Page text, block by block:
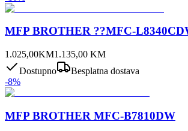
MFP BROTHER ??MFC-
1.025,00KM1.135,00 KM
Dostupno
Besplatna dostava
-8%
MFP BROTHER MFC-B7810DW